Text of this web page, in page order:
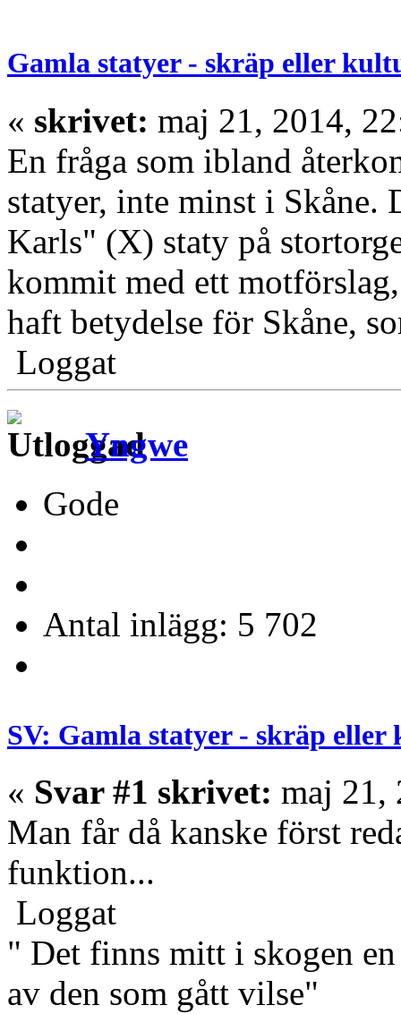
Gamla statyer - skräp eller
« skrivet: maj 21, 2014,
En fråga som ibland
statyer, inte minst i Skåne.
Karls" (X) staty på
kommit med ett
haft betydelse för Skåne,
Loggat
Yngwe
Gode
Antal inlägg: 5 702
SV: Gamla statyer - skräp
« Svar #1 skrivet: maj 21,
Man får då kanske först
funktion...
Loggat
" Det finns mitt i skogen
av den som gått vilse"